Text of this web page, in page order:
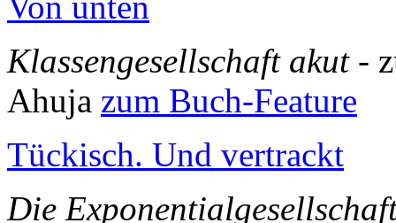
Klassengesellschaft akut-
Ahuja zum Buch-Feature
Tückisch. Und vertrackt
Die